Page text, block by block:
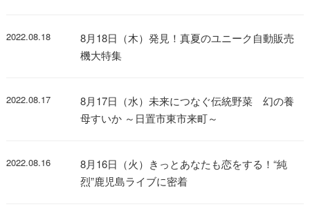
2022.08.18
8月18日（木）発見！真夏のユニーク自動販売
機大特集
2022.08.17
8月17日（水）未来につなぐ伝統野菜 幻の養
母すいか ～日置市東市来町～
2022.08.16
8月16日（火）きっとあなたも恋をする！“純
烈”鹿児島ライブに密着